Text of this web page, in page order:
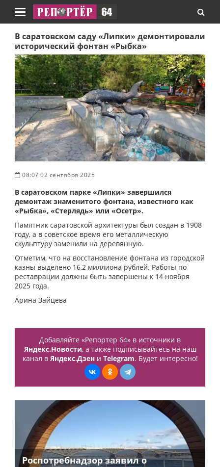
Навигация
В саратовском саду «Липки» демонтировали
исторический фонтан «Рыбка»
08:07 02 сентября 2025
В саратовском парке «Липки» завершился
демонтаж знаменитого фонтана, известного как
«Рыбка», «Стерлядь» или «Осетр».
Памятник саратовской архитектуры был создан в 1908
году, а в советское время его металлическую
скульптуру заменили на деревянную.
Отметим, что на восстановление фонтана из городской
казны выделено 16,2 миллиона рублей. Работы по
реставрации должны быть завершены к 14 ноября
2025 года.
Арина Зайцева
Добавляйте «Репортер 64» в источники в
Яндекс.Новости, а также подписывайтесь на наш
канал в Яндекс.Дзени Telegram. Будет интересно!
Роспотребнадзор заявил о